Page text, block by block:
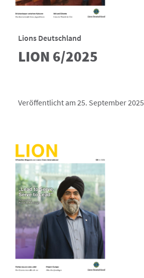
Lions Deutschland
LION 6/2025
Veröffentlicht am 25. September 2025